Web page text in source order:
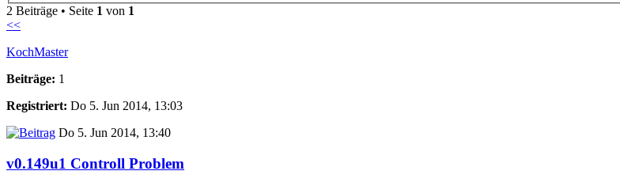
2 Beiträge • Seite 1 von 1
<<
KochMaster
Beiträge: 1
Registriert: Do 5. Jun 2014, 13:03
Do 5. Jun 2014, 13:40
v0.149u1 Controll Problem